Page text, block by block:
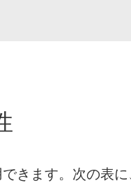
きます。次の表